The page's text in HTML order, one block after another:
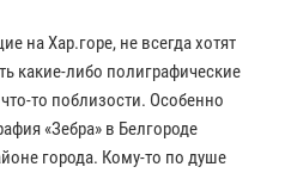
на Хар.горе, не всегда хотят
какие-либо полиграфические
то поблизости. Особенно
«Зебра» в Белгороде
города. Кому-то по душе